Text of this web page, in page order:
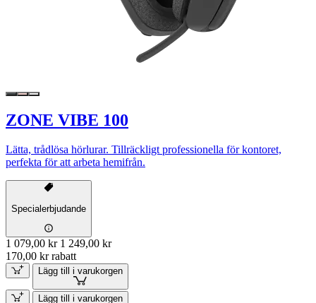
ZONE VIBE 100
Lätta, trådlösa hörlurar. Tillräckligt professionella för kontoret,
perfekta för att arbeta hemifrån.
Specialerbjudande
1 079,00 kr 1 249,00 kr
170,00 kr rabatt
Lägg till i varukorgen
Lägg till i varukorgen